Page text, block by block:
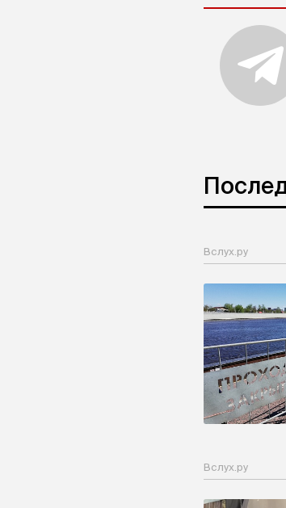
Вслух.ру
Вслух.ру